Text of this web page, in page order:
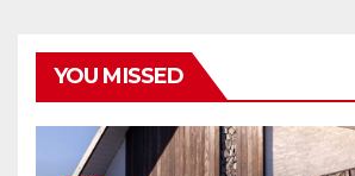
YOU MISSED